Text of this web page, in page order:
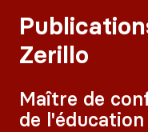
Zerillo
Maître de
de l'éducation